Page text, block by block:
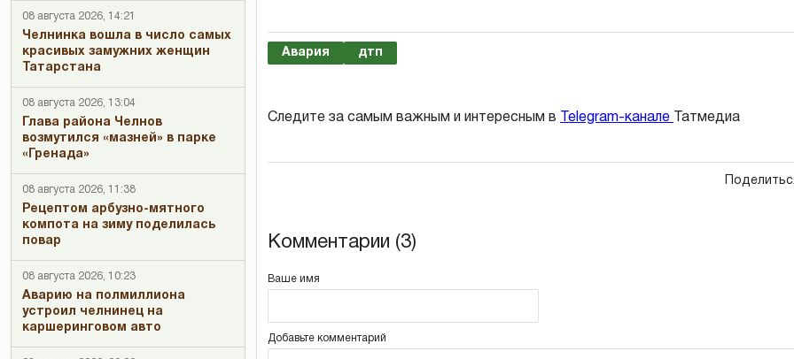
08 августа 2026, 14:21
Челнинка вошла в число самых
красивых замужних женщин
Татарстана
08 августа 2026, 13:04
Глава района Челнов
возмутился «мазней» в парке
«Гренада»
08 августа 2026, 11:38
Рецептом арбузно-мятного
компота на зиму поделилась
повар
08 августа 2026, 10:23
Аварию на полмиллиона
устроил челнинец на
каршеринговом авто
Авария дтп
Следите за самым важным и интересным в Telegram-канале Татмедиа
Комментарии (3)
Ваше имя
Добавьте комментарий